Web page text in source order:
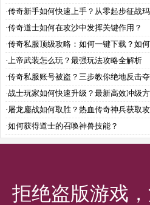
·传奇新手如何快速上手？从零起步征战
攻略
·传奇道士如何在攻沙中发挥关键作用？
·传奇私服顶级攻略：如何一键下载？如
阻？如何解惑破敌？
·上帝武装怎么玩？最强玩法攻略全解析
·传奇私服账号被盗？三步教你绝地反击
·战士玩家如何快速升级？最新高效冲级
·屠龙鏖战如何取胜？热血传奇神兵获取攻
·如何获得道士的召唤神兽技能？
拒绝盗版游戏